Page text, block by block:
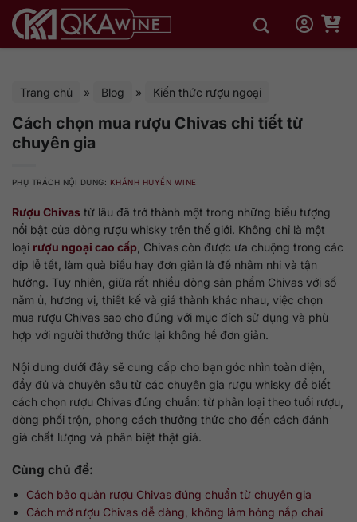
qua
Trang chủ » Blog » Kiến thức rượu ngoại
Cách chọn mua rượu Chivas chi tiết từ
chuyên gia
PHỤ TRÁCH NỘI DUNG: KHÁNH HUYỀN WINE
Rượu Chivas từ lâu đã trở thành một trong những biểu tượng
nổi bật của dòng rượu whisky trên thế giới. Không chỉ là một
loại rượu ngoại cao cấp , Chivas còn được ưa chuộng trong các
dịp lễ tết, làm quà biếu hay đơn giản là để nhâm nhi và tận
hưởng. Tuy nhiên, giữa rất nhiều dòng sản phẩm Chivas với số
năm ủ, hương vị, thiết kế và giá thành khác nhau, việc chọn
mua rượu Chivas sao cho đúng với mục đích sử dụng và phù
hợp với người thưởng thức lại không hề đơn giản.
Nội dung dưới đây sẽ cung cấp cho bạn góc nhìn toàn diện,
đầy đủ và chuyên sâu từ các chuyên gia rượu whisky để biết
cách chọn rượu Chivas đúng chuẩn: từ phân loại theo tuổi rượu,
dòng phối trộn, phong cách thưởng thức cho đến cách đánh
giá chất lượng và phân biệt thật giả.
Cùng chủ đề:
Cách bảo quản rượu Chivas đúng chuẩn từ chuyên gia
Cách mở rượu Chivas dễ dàng, không làm hỏng nắp chai